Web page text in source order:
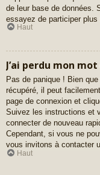
de leur base de données.
essayez de participer
Haut
J’ai perdu mon
Pas de panique ! Bien
récupéré, il peut
page de connexion et
Suivez les instructions et
connecter de nouveau
Cependant, si vous ne
vous invitons à contacter
Haut